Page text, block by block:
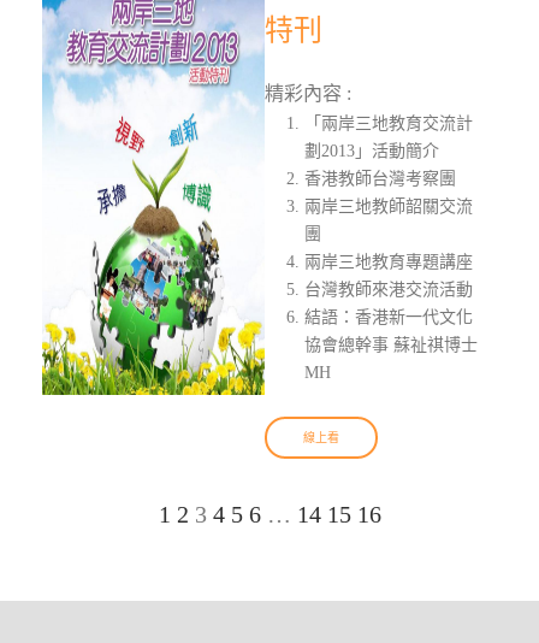
特刊
精彩內容 :
「兩岸三地教育交流計
劃2013」活動簡介
香港教師台灣考察團
兩岸三地教師韶關交流
團
兩岸三地教育專題講座
台灣教師來港交流活動
結語：香港新一代文化
協會總幹事 蘇祉祺博士
MH
線上看
1 2 3 4 5 6 … 14 15 16